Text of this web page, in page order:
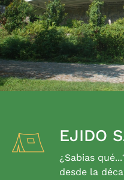
EJIDO
¿Sabias
desde la